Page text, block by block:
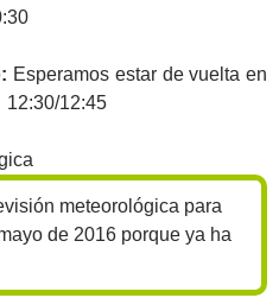
Esperamos estar de vuelta en
12:30/12:45
meteorológica para
de 2016 porque ya ha